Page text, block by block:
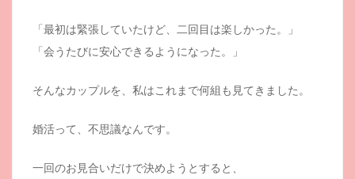
「最初は緊張していたけど、二回目は楽しかった。」
「会うたびに安心できるようになった。」
そんなカップルを、私はこれまで何組も見てきました。
婚活って、不思議なんです。
一回のお見合いだけで決めようとすると、